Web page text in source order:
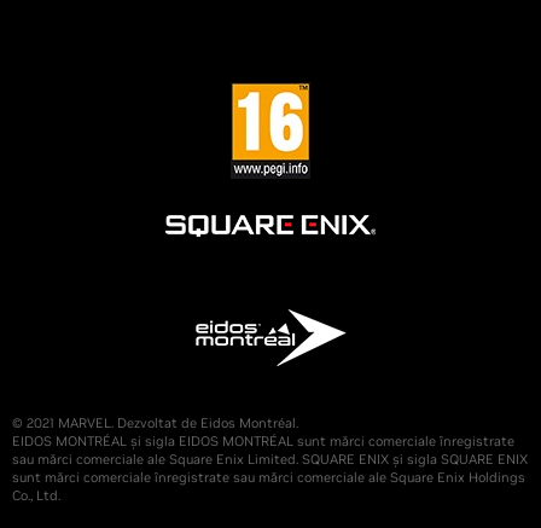
© 2021 MARVEL. Dezvoltat de Eidos Montréal.
EIDOS MONTRÉAL și sigla EIDOS MONTRÉAL sunt mărci comerciale înregistrate
sau mărci comerciale ale Square Enix Limited. SQUARE ENIX și sigla SQUARE ENIX
sunt mărci comerciale înregistrate sau mărci comerciale ale Square Enix Holdings
Co., Ltd.